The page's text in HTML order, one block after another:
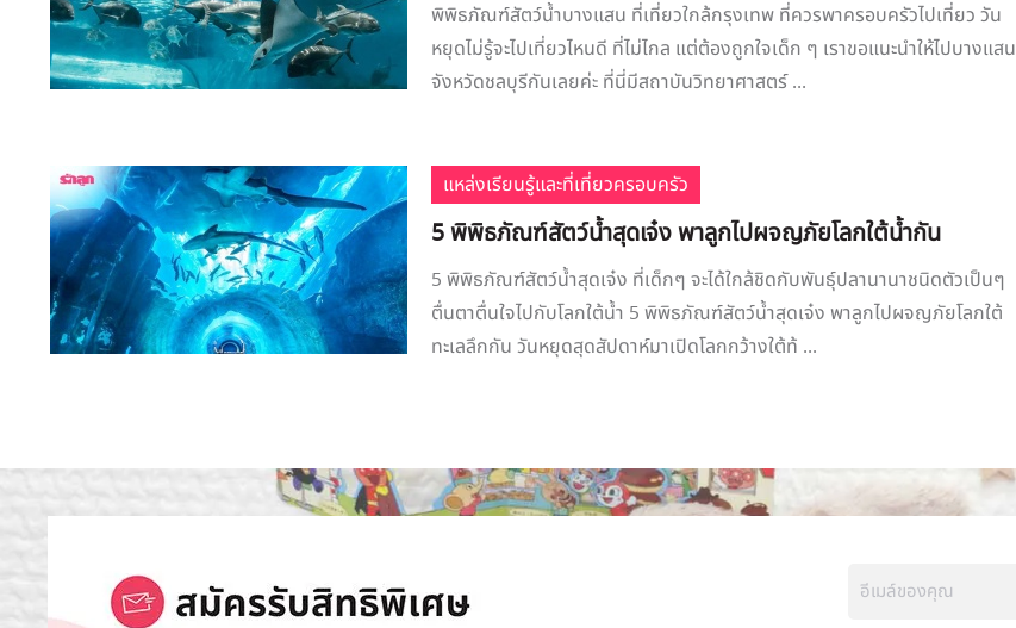
พิพิธภัณฑ์สัตว์น้ำบางแสน ที่เที่ยวใกล้กรุงเทพ ที่ควรพาครอบครัวไปเที่ยว วัน
หยุดไม่รู้จะไปเที่ยวไหนดี ที่ไม่ไกล แต่ต้องถูกใจเด็ก ๆ เราขอแนะนำให้ไปบางแสน
จังหวัดชลบุรีกันเลยค่ะ ที่นี่มีสถาบันวิทยาศาสตร์ ...
แหล่งเรียนรู้และที่เที่ยวครอบครัว
5 พิพิธภัณฑ์สัตว์น้ำสุดเจ๋ง พาลูกไปผจญภัยโลกใต้น้ำกัน
5 พิพิธภัณฑ์สัตว์น้ำสุดเจ๋ง ที่เด็กๆ จะได้ใกล้ชิดกับพันธุ์ปลานานาชนิดตัวเป็นๆ
ตื่นตาตื่นใจไปกับโลกใต้น้ำ 5 พิพิธภัณฑ์สัตว์น้ำสุดเจ๋ง พาลูกไปผจญภัยโลกใต้
ทะเลลึกกัน วันหยุดสุดสัปดาห์มาเปิดโลกกว้างใต้ท้ ...